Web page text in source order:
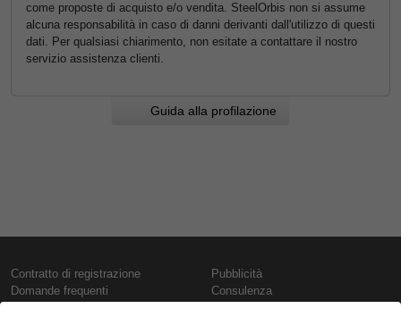
come proposte di acquisto e/o vendita. SteelOrbis non si assume
alcuna responsabilità in caso di danni derivanti dall'utilizzo di questi
dati. Per qualsiasi chiarimento, non esitate a contattare il nostro
servizio assistenza clienti.
Guida alla profilazione
Contratto di registrazione
Domande frequenti
Pubblicità
Consulenza